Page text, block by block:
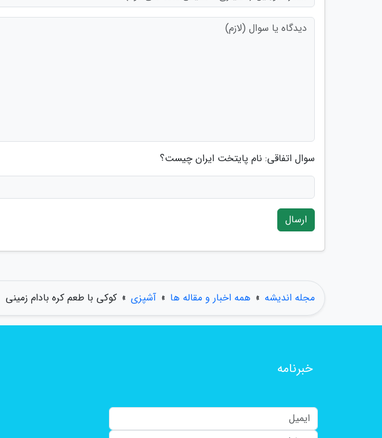
سوال اتفاقی: نام پایتخت ایران چیست؟
ارسال
مجله اندیشه » همه اخبار و مقاله ها » آشپزی » کوکی با طعم کره بادام زمینی
خبرنامه